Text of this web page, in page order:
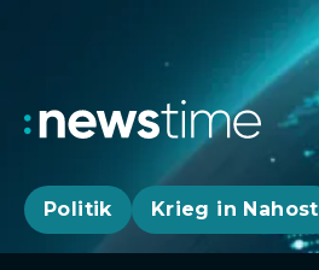
Politik Krieg in Nahost